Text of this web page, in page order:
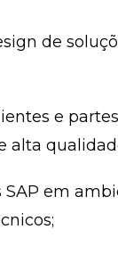
de
e
alta
SAP em